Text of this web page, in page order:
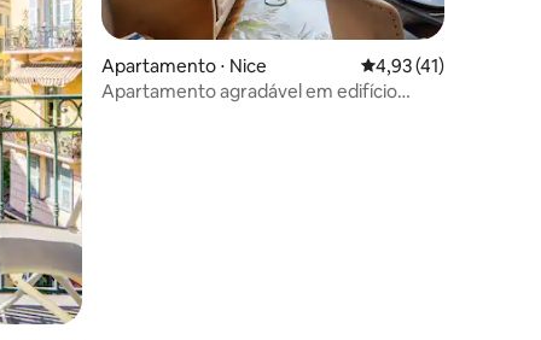
Apartamento ⋅ Nice 4,93 de uma
4,93 (41)
Apartamento agradável em edifício